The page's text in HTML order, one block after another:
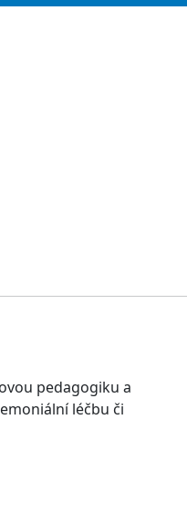
pedagogiku a
léčbu či